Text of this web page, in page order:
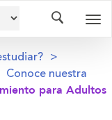
Conoce nuestra
para Adultos